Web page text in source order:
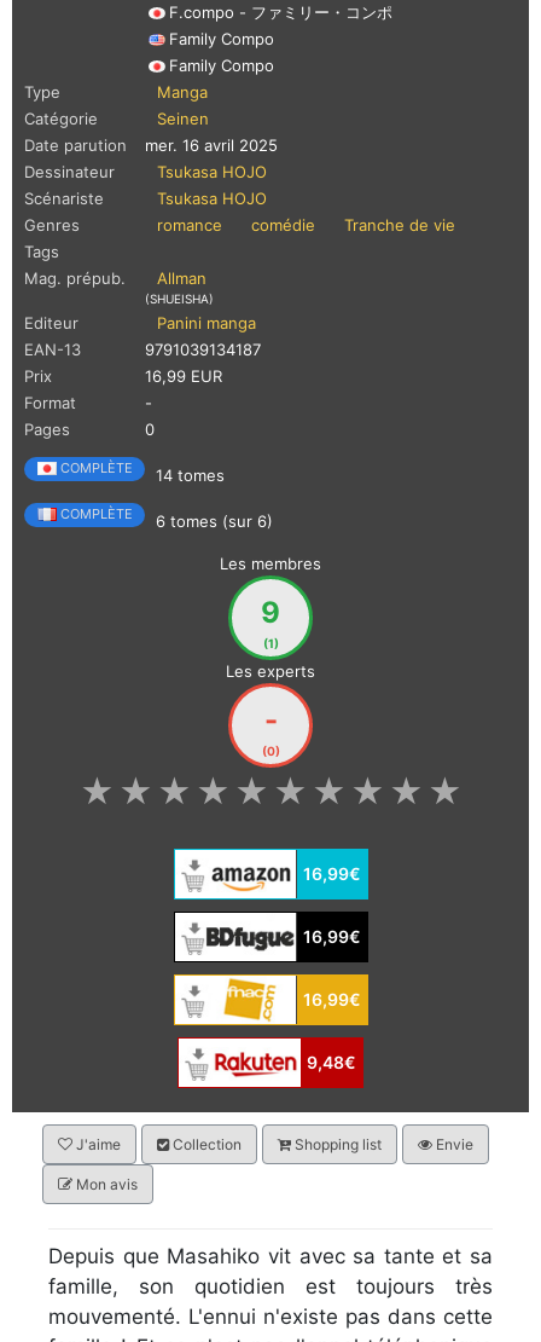
F.compo - ファミリー・コンポ
Family Compo
Family Compo
Type
Manga
Catégorie
Seinen
Date parution
mer. 16 avril 2025
Dessinateur
Tsukasa HOJO
Scénariste
Tsukasa HOJO
Genres
romance comédie
Tranche de vie
Tags
Mag. prépub.
Allman
(SHUEISHA)
Editeur
Panini manga
EAN-13
9791039134187
Prix
16,99 EUR
Format
-
Pages
0
COMPLÈTE 14 tomes
COMPLÈTE 6 tomes (sur 6)
Les membres
9
(1)
Les experts
-
(0)
★
★
★
★
★
★
★
★
★
★
16,99€
16,99€
16,99€
9,48€
J'aime Collection Shopping list Envie
Mon avis
Depuis que Masahiko vit avec sa tante et sa
famille, son quotidien est toujours très
mouvementé. L'ennui n'existe pas dans cette